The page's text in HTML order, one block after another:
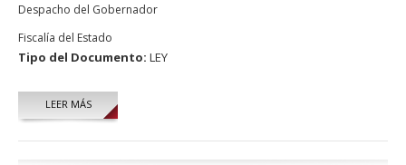
Despacho del Gobernador
Fiscalía del Estado
Tipo del Documento: LEY
LEER MÁS